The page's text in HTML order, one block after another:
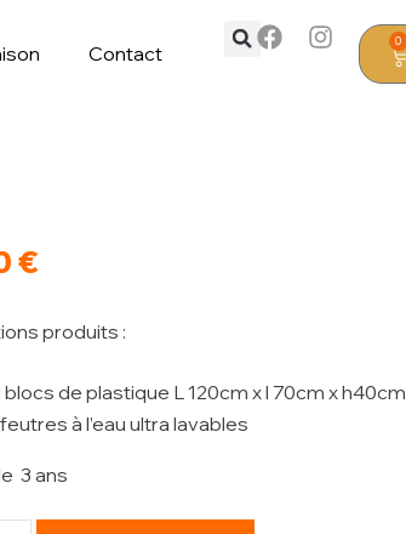
Contact
0
€
produits :
blocs de plastique L 120cm x l 70cm x h40cm
à l’eau ultra lavables
3 ans